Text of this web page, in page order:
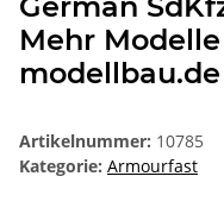
Mehr
modellbau.de
Artikelnummer: 10785
Kategorie: Armourfast